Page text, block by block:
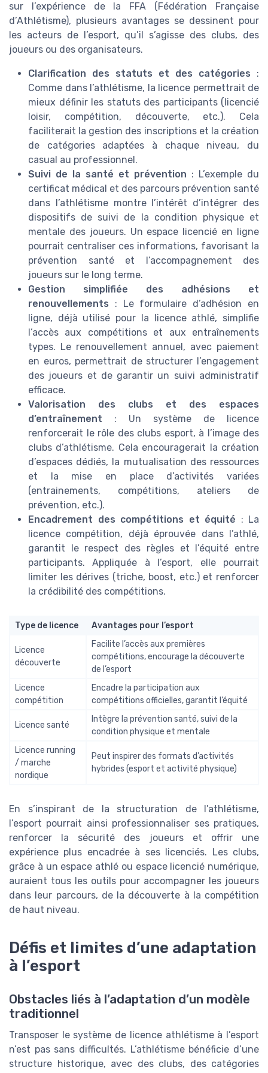
sur l’expérience de la FFA (Fédération Française
d’Athlétisme), plusieurs avantages se dessinent pour
les acteurs de l’esport, qu’il s’agisse des clubs, des
joueurs ou des organisateurs.
Clarification des statuts et des catégories :
Comme dans l’athlétisme, la licence permettrait de
mieux définir les statuts des participants (licencié
loisir, compétition, découverte, etc.). Cela
faciliterait la gestion des inscriptions et la création
de catégories adaptées à chaque niveau, du
casual au professionnel.
Suivi de la santé et prévention : L’exemple du
certificat médical et des parcours prévention santé
dans l’athlétisme montre l’intérêt d’intégrer des
dispositifs de suivi de la condition physique et
mentale des joueurs. Un espace licencié en ligne
pourrait centraliser ces informations, favorisant la
prévention santé et l’accompagnement des
joueurs sur le long terme.
Gestion simplifiée des adhésions et
renouvellements : Le formulaire d’adhésion en
ligne, déjà utilisé pour la licence athlé, simplifie
l’accès aux compétitions et aux entraînements
types. Le renouvellement annuel, avec paiement
en euros, permettrait de structurer l’engagement
des joueurs et de garantir un suivi administratif
efficace.
Valorisation des clubs et des espaces
d’entraînement : Un système de licence
renforcerait le rôle des clubs esport, à l’image des
clubs d’athlétisme. Cela encouragerait la création
d’espaces dédiés, la mutualisation des ressources
et la mise en place d’activités variées
(entrainements, compétitions, ateliers de
prévention, etc.).
Encadrement des compétitions et équité : La
licence compétition, déjà éprouvée dans l’athlé,
garantit le respect des règles et l’équité entre
participants. Appliquée à l’esport, elle pourrait
limiter les dérives (triche, boost, etc.) et renforcer
la crédibilité des compétitions.
Type de licence Avantages pour l’esport
Licence
découverte
Facilite l’accès aux premières
compétitions, encourage la découverte
de l’esport
Licence
compétition
Encadre la participation aux
compétitions officielles, garantit l’équité
Licence santé
Intègre la prévention santé, suivi de la
condition physique et mentale
Licence running
/ marche
nordique
Peut inspirer des formats d’activités
hybrides (esport et activité physique)
En s’inspirant de la structuration de l’athlétisme,
l’esport pourrait ainsi professionnaliser ses pratiques,
renforcer la sécurité des joueurs et offrir une
expérience plus encadrée à ses licenciés. Les clubs,
grâce à un espace athlé ou espace licencié numérique,
auraient tous les outils pour accompagner les joueurs
dans leur parcours, de la découverte à la compétition
de haut niveau.
Défis et limites d’une adaptation
à l’esport
Obstacles liés à l’adaptation d’un modèle
traditionnel
Transposer le système de licence athlétisme à l’esport
n’est pas sans difficultés. L’athlétisme bénéficie d’une
structure historique, avec des clubs, des catégories